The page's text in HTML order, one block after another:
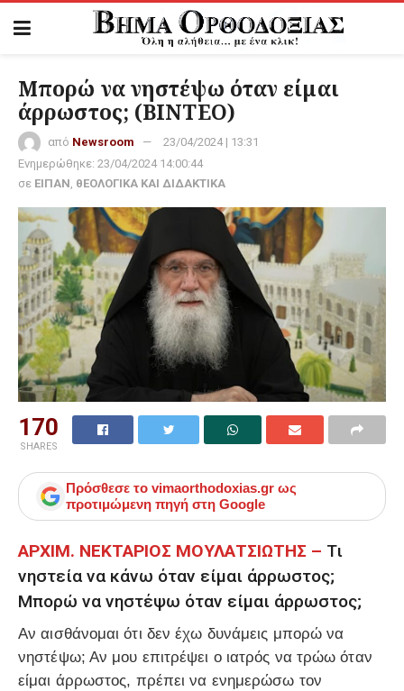
Μπορώ να νηστέψω όταν είμαι
άρρωστος; (ΒΙΝΤΕΟ)
από Newsroom
23/04/2024 | 13:31
Ενημερώθηκε: 23/04/2024 14:00:44
σε ΕΙΠΑΝ, θΕΟΛΟΓΙΚΑ ΚΑΙ ΔΙΔΑΚΤΙΚΑ
170
SHARES
Πρόσθεσε το vimaorthodoxias.gr ως
προτιμώμενη πηγή στη Google
ΑΡΧΙΜ. ΝΕΚΤΑΡΙΟΣ ΜΟΥΛΑΤΣΙΩΤΗΣ – Τι
νηστεία να κάνω όταν είμαι άρρωστος;
Μπορώ να νηστέψω όταν είμαι άρρωστος;
Αν αισθάνομαι ότι δεν έχω δυνάμεις μπορώ να
νηστέψω; Αν μου επιτρέψει ο ιατρός να τρώω όταν
είμαι άρρωστος, πρέπει να ενημερώσω τον